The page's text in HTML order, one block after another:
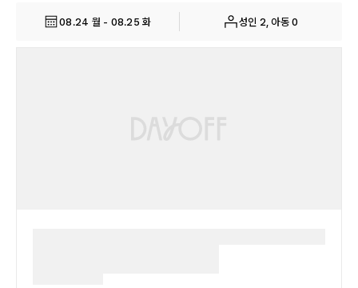
08.24 월 - 08.25 화 성인 2, 아동 0